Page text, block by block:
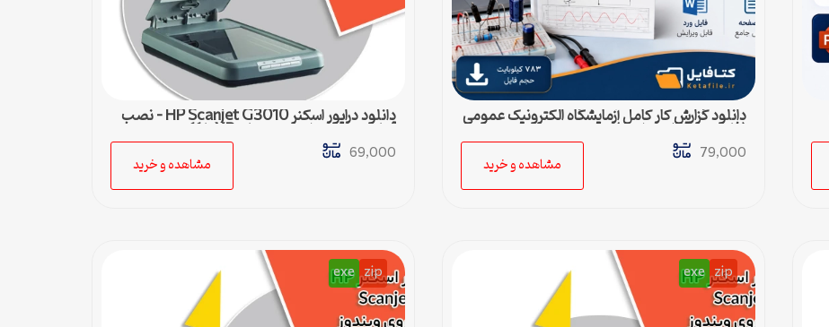
دانلود گزارش کار کامل آزمایشگاه الکترونیک عمومی
(فایل ورد قابل ویرایش)
79,000
مشاهده و خرید
دانلود درایور اسکنر HP Scanjet G3010 – نصب
آسان و سریع برای ویندوزهای XP تا 11
69,000
مشاهده و خرید
zip
exe
zip
exe